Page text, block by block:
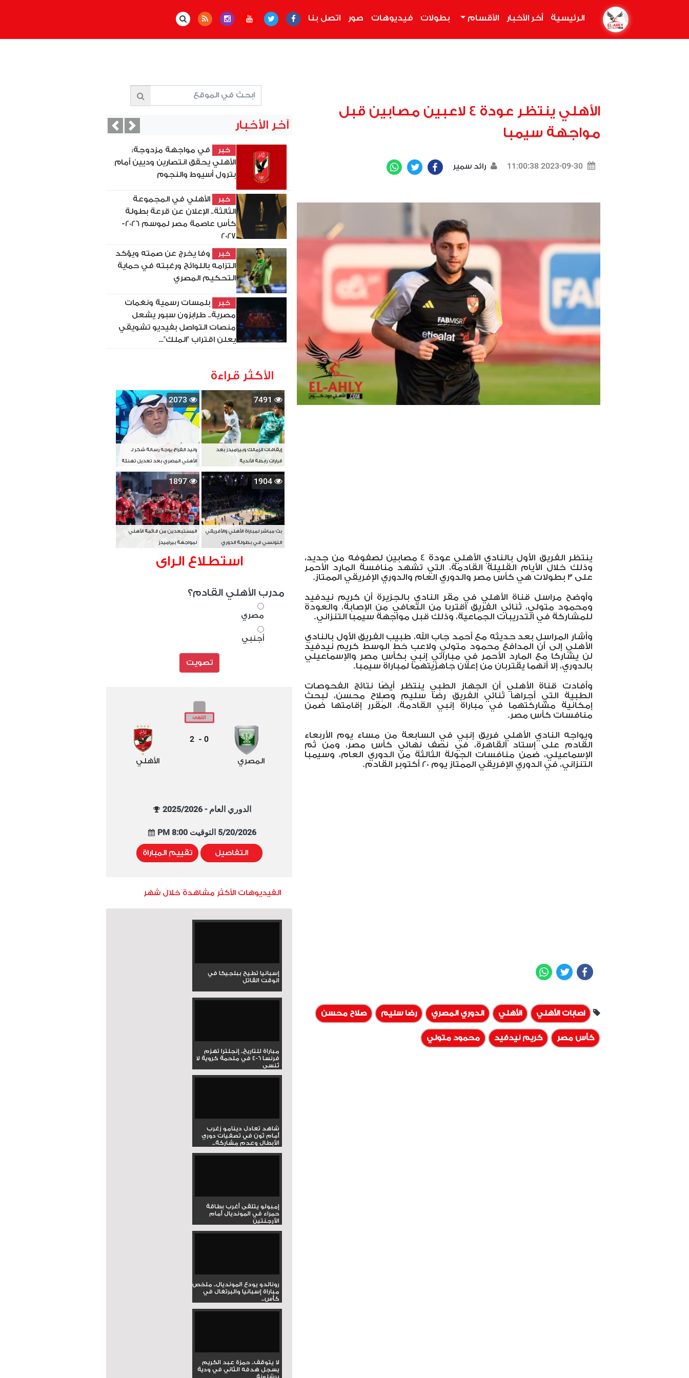
الرئيسية أخر الأخبار الأقسام بطولات فيديوهات صور اتصل بنا
الأهلي ينتظر عودة 4 لاعبين مصابين قبل
مواجهة سيمبا
2023-09-30 11:00:38 رائد سمير Facebook
Twitter
ينتظر الفريق الأول بالنادي الأهلي عودة 4 مصابين لصفوفه من جديد،
وذلك خلال الأيام القليلة القادمة، التي تشهد منافسة المارد الأحمر
على 3 بطولات هي كأس مصر والدوري العام والدوري الإفريقي الممتاز.
وأوضح مراسل قناة الأهلي في مقر النادي بالجزيرة أن كريم نيدفيد
ومحمود متولي، ثنائي الفريق اقتربا من التعافي من الإصابة، والعودة
للمشاركة في التدريبات الجماعية، وذلك قبل مواجهة سيمبا التنزاني.
وأشار المراسل بعد حديثه مع أحمد جاب الله، طبيب الفريق الأول بالنادي
الأهلي إلى أن المدافع محمود متولي ولاعب خط الوسط كريم نيدفيد
لن يشاركا مع المارد الأحمر في مباراتي إنبي بكأس مصر والإسماعيلي
بالدوري، إلا أنهما يقتربان من إعلان جاهزيتهما لمباراة سيمبا.
وأفادت قناة الأهلي أن الجهاز الطبي ينتظر أيضًا نتائج الفحوصات
الطبية التي أجراها ثنائي الفريق رضا سليم وصلاح محسن، لبحث
إمكانية مشاركتهما في مباراة إنبي القادمة، المُقرر إقامتها ضمن
منافسات كأس مصر.
ويواجه النادي الأهلي فريق إنبي في السابعة من مساء يوم الأربعاء
القادم على إستاد القاهرة، في نصف نهائي كأس مصر، ومن ثم
الإسماعيلي، ضمن منافسات الجولة الثالثة من الدوري العام، وسيمبا
التنزاني، في الدوري الإفريقي الممتاز يوم 20 أكتوبر القادم.
Facebook
Twitter
اصابات الأهلي الأهلي الدوري المصري رضا سليم صلاح محسن
كأس مصر كريم نيدفيد محمود متولي
آخر الأخبار
خبر
في مواجهة مزدوجة:
الأهلي يحقق انتصارين وديين أمام
بترول أسيوط والنجوم
خبر
الأهلي في المجموعة
الثالثة.. الإعلان عن قرعة بطولة
كأس عاصمة مصر لموسم 2026-
2027
خبر
وفا يخرج عن صمته ويؤكد
التزامه باللوائح ورغبته في حماية
التحكيم المصري
خبر
بلمسات رسمية ونغمات
مصرية.. طرابزون سبور يشعل
منصات التواصل بفيديو تشويقي
يعلن اقتراب "الملك"...
PreviousNext
الأكثر قراءة
7491
إيقافات الزمالك وبيراميدز بعد
قرارات رابطة الأندية
2073
وليد الفراج يوجه رسالة شكر لـ
الأهلي المصري بعد تعديل تهنئة
بطل آسيا
1904
بث مباشر لمباراة الأهلي والأفريقي
التونسي في بطولة الدوري
1897
المستبعدين من قائمة الأهلي
لمواجهة بيراميدز
استطلاع الراى
مدرب الأهلي القادم؟
مصري
أجنبي
تصويت
المصري
0
-
2
الأهلي
الدوري العام - 2025/2026
5/20/2026 التوقيت 8:00 PM
التفاصيل تقييم المباراة
الفيديوهات الأكثر مشاهدة خلال شهر
إسبانيا تطيح ببلجيكا في
الوقت القاتل
مباراة للتاريخ.. إنجلترا تهزم
فرنسا 6-4 في ملحمة كروية لا
تُنسى
شاهد تعادل دينامو زغرب
أمام ثون في تصفيات دوري
الأبطال وعدم مشاركة...
إمبولو يتلقى أغرب بطاقة
حمراء في المونديال أمام
الأرجنتين
رونالدو يودع المونديال.. ملخص
مباراة إسبانيا والبرتغال في
كأس...
لا يتوقف.. حمزة عبد الكريم
يسجل هدفه الثاني في ودية
برشلونة